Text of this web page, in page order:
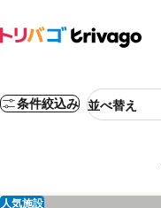
条件絞込み 並べ替え
人気施設